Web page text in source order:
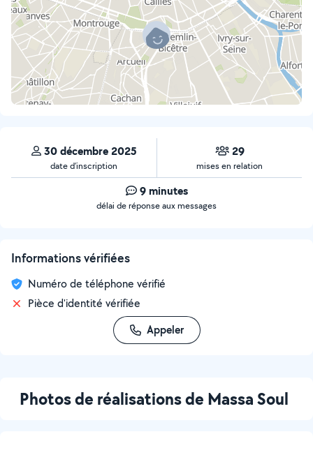
30 décembre 2025
date d’inscription
29
mises en relation
9 minutes
délai de réponse aux messages
Informations vérifiées
Numéro de téléphone vérifié
Pièce d'identité vérifiée
Appeler
Photos de réalisations de Massa Soul